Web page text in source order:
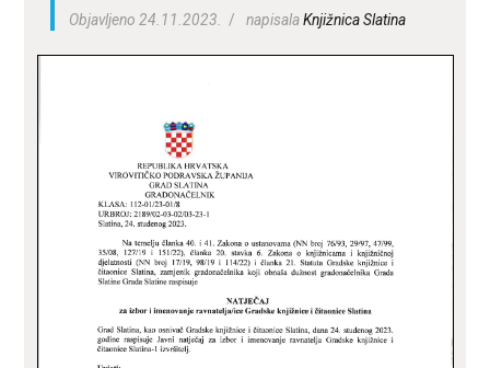
Objavljeno 24.11.2023.
napisalaKnjižnica Slatina